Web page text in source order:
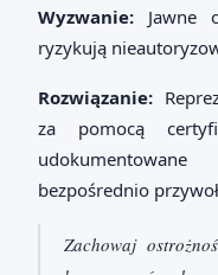
Wyzwanie: Jawne
ryzykują
Rozwiązanie:
za pomocą
bezpośrednio
Zachowaj